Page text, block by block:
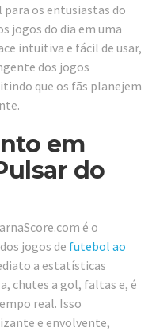
para os entusiastas do
jogos do dia em uma
intuitiva e fácil de usar,
dos jogos
que os fãs planejem
em
do
é o
jogos de futebol ao
a estatísticas
chutes a gol, faltas e, é
real. Isso
e envolvente,